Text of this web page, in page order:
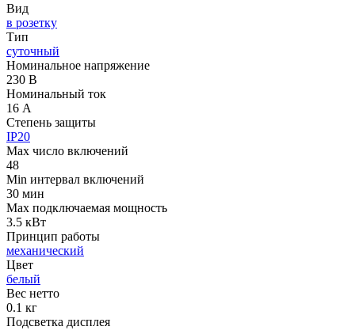
Вид
в розетку
Тип
суточный
Номинальное напряжение
230 В
Номинальный ток
16 А
Степень защиты
IP20
Max число включений
48
Min интервал включений
30 мин
Max подключаемая мощность
3.5 кВт
Принцип работы
механический
Цвет
белый
Вес нетто
0.1 кг
Подсветка дисплея